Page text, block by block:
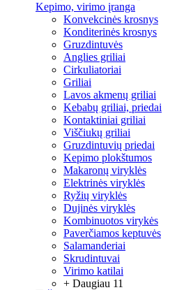
Kepimo, virimo įranga
Konvekcinės krosnys
Konditerinės krosnys
Gruzdintuvės
Anglies griliai
Cirkuliatoriai
Griliai
Lavos akmenų griliai
Kebabų griliai, priedai
Kontaktiniai griliai
Viščiukų griliai
Gruzdintuvių priedai
Kepimo plokštumos
Makaronų viryklės
Elektrinės viryklės
Ryžių viryklės
Dujinės viryklės
Kombinuotos virykės
Paverčiamos keptuvės
Salamanderiai
Skrudintuvai
Virimo katilai
+ Daugiau 11